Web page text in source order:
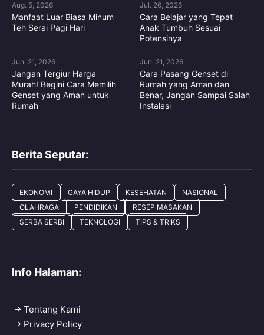
Aug. 5, 2026
Manfaat Luar Biasa Minum
Teh Serai Pagi Hari
Jul. 26, 2026
Cara Belajar yang Tepat
Anak Tumbuh Sesuai
Potensinya
Jun. 21, 2026
Jangan Tergiur Harga
Murah! Begini Cara Memilih
Genset yang Aman untuk
Rumah
Jun. 21, 2026
Cara Pasang Genset di
Rumah yang Aman dan
Benar, Jangan Sampai Salah
Instalasi
Berita Seputar:
EKONOMI GAYA HIDUP KESEHATAN
NASIONAL
OLAHRAGA
PENDIDIKAN
RESEP MASAKAN
SERBA SERBI
TEKNOLOGI TIPS & TRIKS
Info Halaman:
Tentang Kami
Privacy Policy